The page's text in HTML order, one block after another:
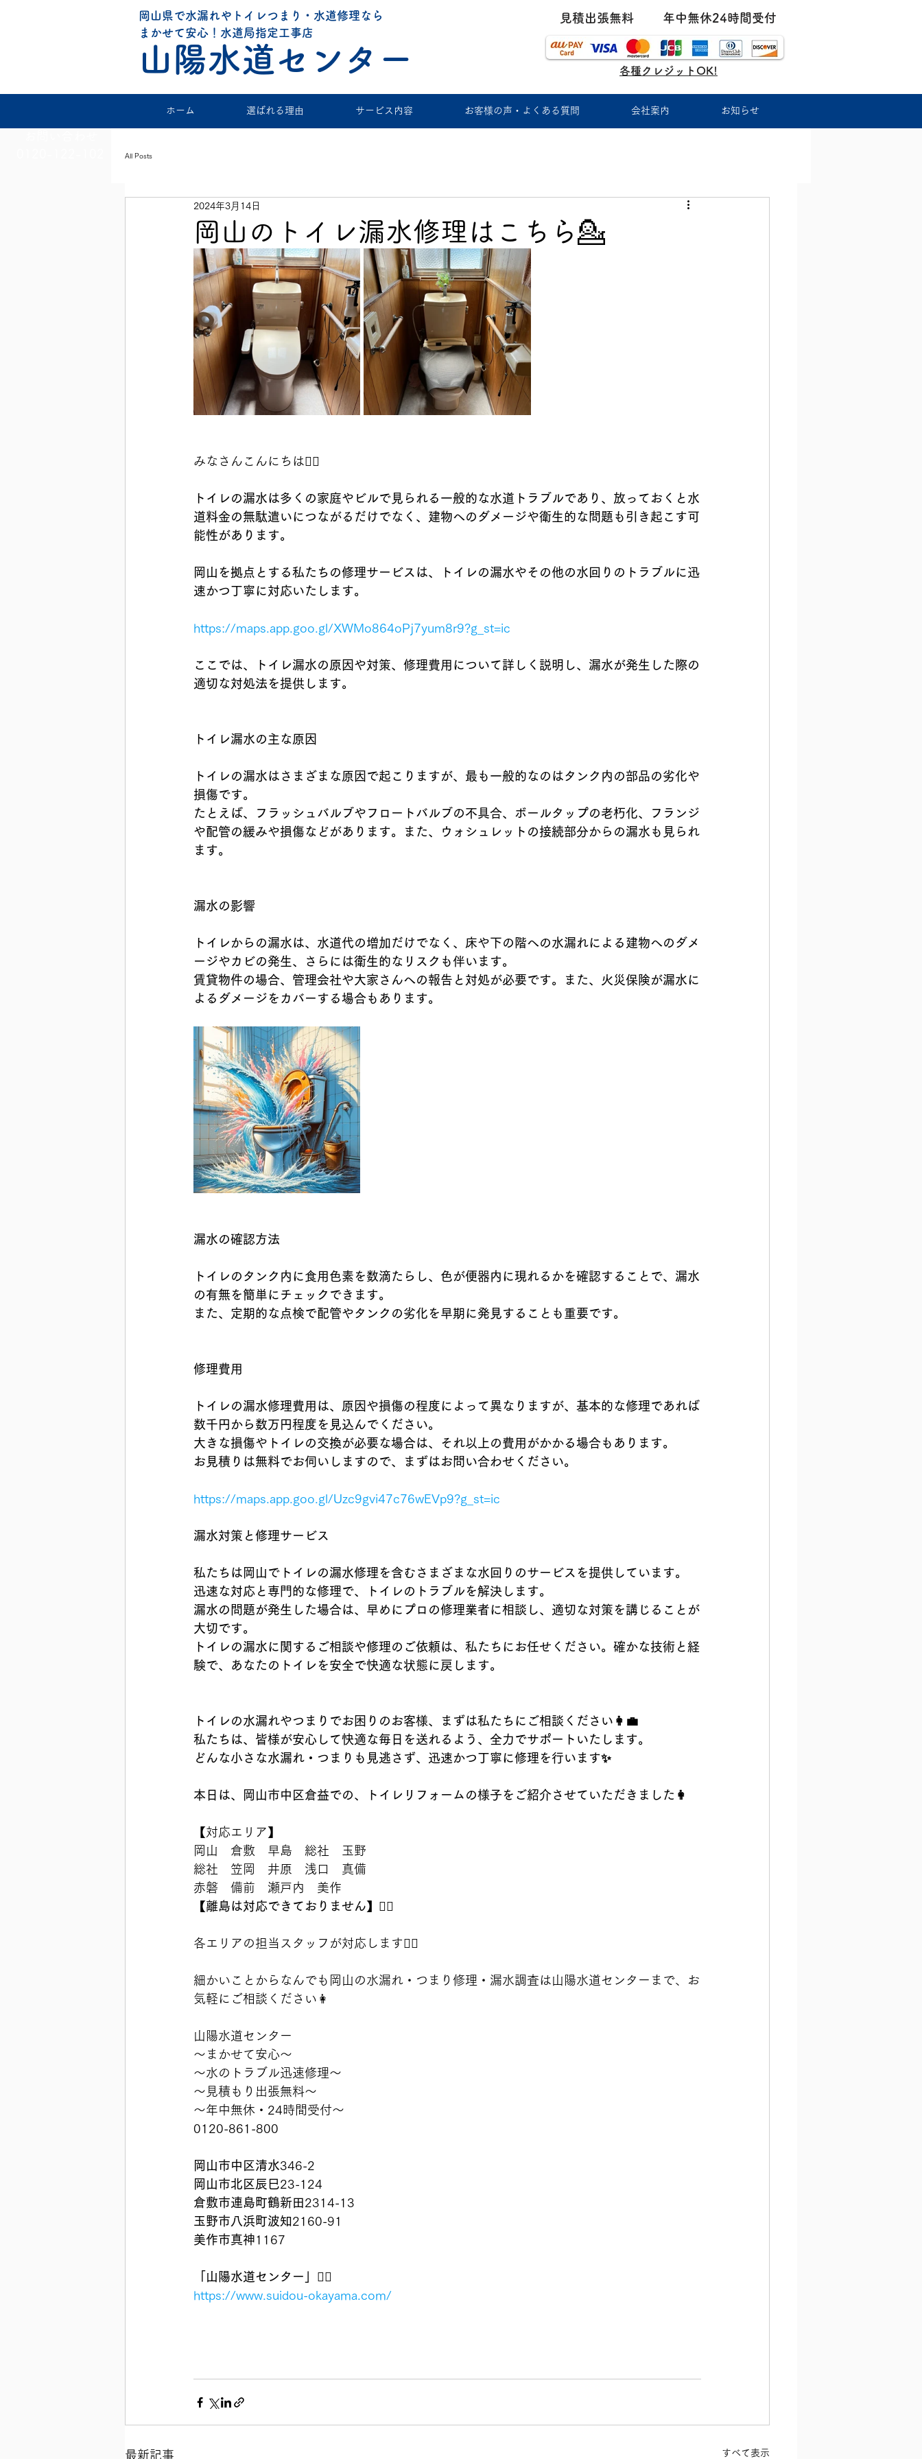
岡山県で水漏れやトイレつまり・水道修理なら
山陽水道センター
​まかせて安心！水道局指定工事店
​見積出張無料 年中無休24時間受付
各種クレジットOK!
ホーム 選ばれる理由 サービス内容 お客様の声・よくある質問 会社案内 お知らせ
All Posts
岡山のトイレ漏水修理はこちら💁
2024年3月14日
みなさんこんにちは👨‍⚕️
トイレの漏水は多くの家庭やビルで見られる一般的な水道トラブルであり、放っておくと水
道料金の無駄遣いにつながるだけでなく、建物へのダメージや衛生的な問題も引き起こす可
能性があります。
岡山を拠点とする私たちの修理サービスは、トイレの漏水やその他の水回りのトラブルに迅
速かつ丁寧に対応いたします。
https://maps.app.goo.gl/XWMo864oPj7yum8r9?g_st=ic
ここでは、トイレ漏水の原因や対策、修理費用について詳しく説明し、漏水が発生した際の
適切な対処法を提供します。
トイレ漏水の主な原因
トイレの漏水はさまざまな原因で起こりますが、最も一般的なのはタンク内の部品の劣化や
損傷です。
たとえば、フラッシュバルブやフロートバルブの不具合、ボールタップの老朽化、フランジ
や配管の緩みや損傷などがあります。また、ウォシュレットの接続部分からの漏水も見られ
ます。
漏水の影響
トイレからの漏水は、水道代の増加だけでなく、床や下の階への水漏れによる建物へのダメ
ージやカビの発生、さらには衛生的なリスクも伴います。
賃貸物件の場合、管理会社や大家さんへの報告と対処が必要です。また、火災保険が漏水に
よるダメージをカバーする場合もあります。
漏水の確認方法
トイレのタンク内に食用色素を数滴たらし、色が便器内に現れるかを確認することで、漏水
の有無を簡単にチェックできます。
また、定期的な点検で配管やタンクの劣化を早期に発見することも重要です。
修理費用
トイレの漏水修理費用は、原因や損傷の程度によって異なりますが、基本的な修理であれば
数千円から数万円程度を見込んでください。
大きな損傷やトイレの交換が必要な場合は、それ以上の費用がかかる場合もあります。
お見積りは無料でお伺いしますので、まずはお問い合わせください。
https://maps.app.goo.gl/Uzc9gvi47c76wEVp9?g_st=ic
漏水対策と修理サービス
私たちは岡山でトイレの漏水修理を含むさまざまな水回りのサービスを提供しています。
迅速な対応と専門的な修理で、トイレのトラブルを解決します。
漏水の問題が発生した場合は、早めにプロの修理業者に相談し、適切な対策を講じることが
大切です。
トイレの漏水に関するご相談や修理のご依頼は、私たちにお任せください。確かな技術と経
験で、あなたのトイレを安全で快適な状態に戻します。
トイレの水漏れやつまりでお困りのお客様、まずは私たちにご相談ください👩‍💼
私たちは、皆様が安心して快適な毎日を送れるよう、全力でサポートいたします。
どんな小さな水漏れ・つまりも見逃さず、迅速かつ丁寧に修理を行います✨
本日は、岡山市中区倉益での、トイレリフォームの様子をご紹介させていただきました👩
【対応エリア】
岡山　倉敷　早島　総社　玉野
総社　笠岡　井原　浅口　真備
赤磐　備前　瀬戸内　美作
【離島は対応できておりません】🙇‍♂️
各エリアの担当スタッフが対応します👷‍♂️
細かいことからなんでも岡山の水漏れ・つまり修理・漏水調査は山陽水道センターまで、お
気軽にご相談ください👩
山陽水道センター
〜まかせて安心〜
〜水のトラブル迅速修理〜
〜見積もり出張無料〜
〜年中無休・24時間受付〜
0120-861-800
岡山市中区清水346-2
岡山市北区辰巳23-124
倉敷市連島町鶴新田2314-13
玉野市八浜町波知2160-91
美作市真神1167
「山陽水道センター」👷‍♂️
https://www.suidou-okayama.com/
最新記事 すべて表示